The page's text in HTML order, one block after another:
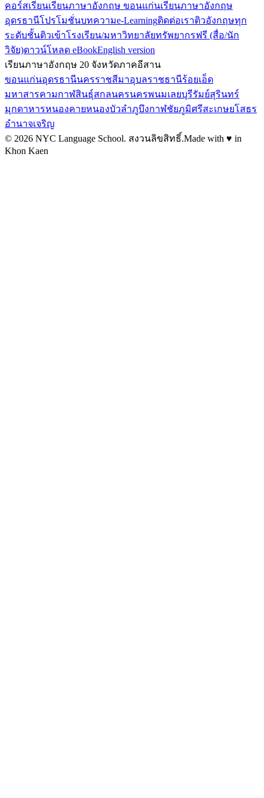
คอร์สเรียนเรียนภาษาอังกฤษ ขอนแก่นเรียนภาษาอังกฤษ
อุดรธานีโปรโมชั่นบทความe-Learningติดต่อเราติวอังกฤษทุก
ระดับชั้นติวเข้าโรงเรียน/มหาวิทยาลัยทรัพยากรฟรี (สื่อ/นัก
วิจัย)ดาวน์โหลด eBookEnglish version
เรียนภาษาอังกฤษ 20 จังหวัดภาคอีสาน
ขอนแก่นอุดรธานีนครราชสีมาอุบลราชธานีร้อยเอ็ด
มหาสารคามกาฬสินธุ์สกลนครนครพนมเลยบุรีรัมย์สุรินทร์
มุกดาหารหนองคายหนองบัวลำภูบึงกาฬชัยภูมิศรีสะเกษยโสธร
อำนาจเจริญ
© 2026 NYC Language School. สงวนลิขสิทธิ์.Made with ♥ in
Khon Kaen